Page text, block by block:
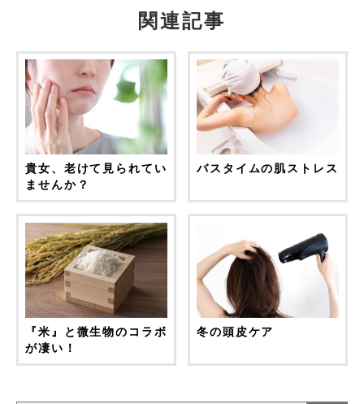
関連記事
貴女、老けて見られてい
ませんか？
バスタイムの肌ストレス
『米』と微生物のコラボ
が凄い！
冬の頭皮ケア